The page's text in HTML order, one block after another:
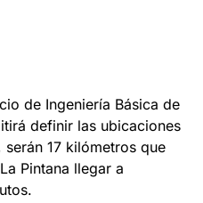
de Ingeniería Básica de
definir las ubicaciones
17 kilómetros que
Pintana llegar a